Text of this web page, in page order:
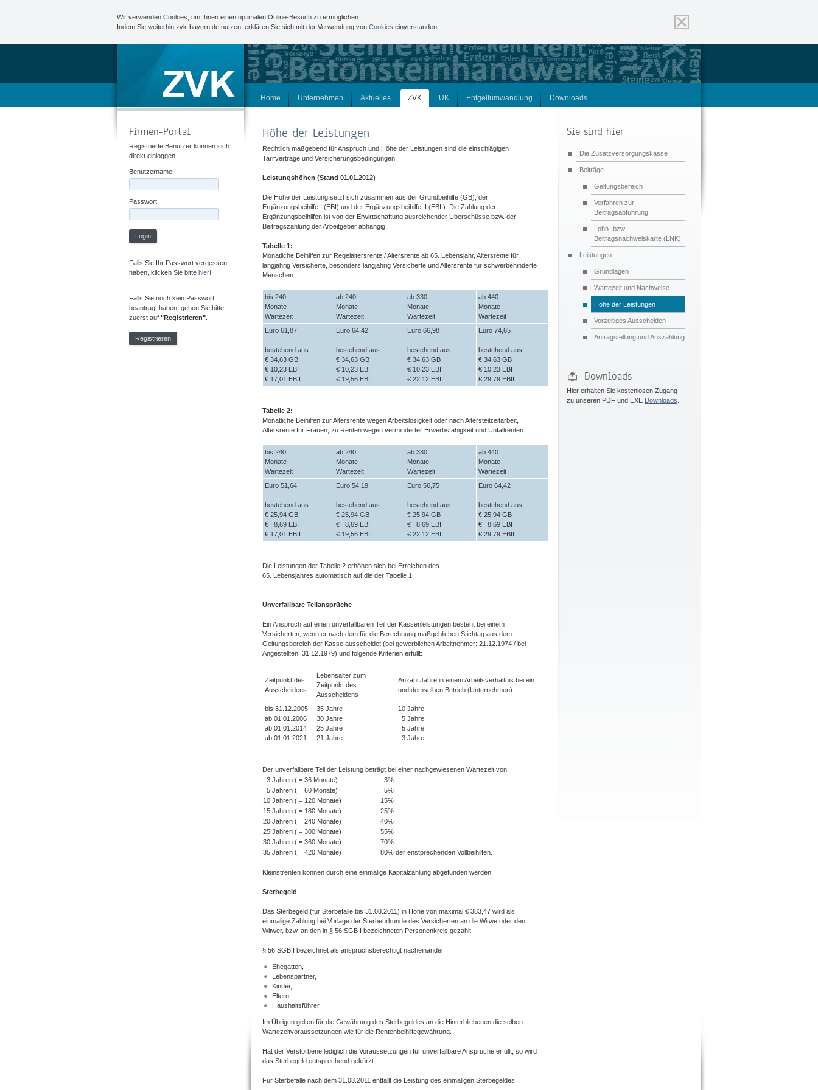
Firmen-Portal
Registrierte Benutzer können sich
direkt einloggen.
Benutzername
Passwort
Login
Falls Sie Ihr Passwort vergessen
haben, klicken Sie bitte hier!
Falls Sie noch kein Passwort
beantragt haben, gehen Sie bitte
zuerst auf "Registrieren"
Registrieren
Home Unternehmen Aktuelles ZVK UK Entgeltumwandlung Downloads
Höhe der Leistungen
Rechtlich maßgebend für Anspruch und Höhe der Leistungen sind die einschlägigen
Tarifverträge und Versicherungsbedingungen.
Leistungshöhen (Stand 01.01.2012)
Die Höhe der Leistung setzt sich zusammen aus der Grundbeihilfe (GB), der
Ergänzungsbeihilfe I (EBI) und der Ergänzungsbeihilfe II (EBII). Die Zahlung der
Ergänzungsbeihilfen ist von der Erwirtschaftung ausreichender Überschüsse bzw. der
Beitragszahlung der Arbeitgeber abhängig.
Tabelle 1:
Monatliche Beihilfen zur Regelaltersrente / Altersrente ab 65. Lebensjahr, Altersrente für
langjährig Versicherte, besonders langjährig Versicherte und Altersrente für schwerbehinderte
Menschen
bis 240
Monate
Wartezeit
ab 240
Monate
Wartezeit
ab 330
Monate
Wartezeit
ab 440
Monate
Wartezeit
Euro 61,87
bestehend aus
€ 34,63 GB
€ 10,23 EBI
€ 17,01 EBII
Euro 64,42
bestehend aus
€ 34,63 GB
€ 10,23 EBI
€ 19,56 EBII
Euro 66,98
bestehend aus
€ 34,63 GB
€ 10,23 EBI
€ 22,12 EBII
Euro 74,65
bestehend aus
€ 34,63 GB
€ 10,23 EBI
€ 29,79 EBII
Tabelle 2:
Monatliche Beihilfen zur Altersrente wegen Arbeitslosigkeit oder nach Altersteilzeitarbeit,
Altersrente für Frauen, zu Renten wegen verminderter Erwerbsfähigkeit und Unfallrenten
bis 240
Monate
Wartezeit
ab 240
Monate
Wartezeit
ab 330
Monate
Wartezeit
ab 440
Monate
Wartezeit
Euro 51,64
bestehend aus
€ 25,94 GB
€ 8,69 EBI
€ 17,01 EBII
Euro 54,19
bestehend aus
€ 25,94 GB
€ 8,69 EBI
€ 19,56 EBII
Euro 56,75
bestehend aus
€ 25,94 GB
€ 8,69 EBI
€ 22,12 EBII
Euro 64,42
bestehend aus
€ 25,94 GB
€ 8,69 EBI
€ 29,79 EBII
Die Leistungen der Tabelle 2 erhöhen sich bei Erreichen des
65. Lebensjahres automatisch auf die der Tabelle 1.
Unverfallbare Teilansprüche
Ein Anspruch auf einen unverfallbaren Teil der Kassenleistungen besteht bei einem
Versicherten, wenn er nach dem für die Berechnung maßgeblichen Stichtag aus dem
Geltungsbereich der Kasse ausscheidet (bei gewerblichen Arbeitnehmer: 21.12.1974 / bei
Angestellten: 31.12.1979) und folgende Kriterien erfüllt:
Zeitpunkt des
Ausscheidens
Lebensalter zum
Zeitpunkt des
Ausscheidens
Anzahl Jahre in einem Arbeitsverhältnis bei ein
und demselben Betrieb (Unternehmen)
bis 31.12.2005
ab 01.01.2006
ab 01.01.2014
ab 01.01.2021
35 Jahre
30 Jahre
25 Jahre
21 Jahre
10 Jahre
5 Jahre
5 Jahre
3 Jahre
Der unverfallbare Teil der Leistung beträgt bei einer nachgewiesenen Wartezeit von:
3 Jahren ( = 36 Monate)
3%
5 Jahren ( = 60 Monate)
5%
10 Jahren ( = 120 Monate)
15%
15 Jahren ( = 180 Monate)
25%
20 Jahren ( = 240 Monate)
40%
25 Jahren ( = 300 Monate)
55%
30 Jahren ( = 360 Monate)
70%
35 Jahren ( = 420 Monate)
80% der enstprechenden Vollbeihilfen.
Kleinstrenten können durch eine einmalige Kapitalzahlung abgefunden werden.
Sterbegeld
Das Sterbegeld (für Sterbefälle bis 31.08.2011) in Höhe von maximal € 383,47 wird als
einmalige Zahlung bei Vorlage der Sterbeurkunde des Versicherten an die Witwe oder den
Witwer, bzw. an den in § 56 SGB I bezeichneten Personenkreis gezahlt.
§ 56 SGB I bezeichnet als anspruchsberechtigt nacheinander
Ehegatten,
Lebenspartner,
Kinder,
Eltern,
Haushaltsführer.
Im Übrigen gelten für die Gewährung des Sterbegeldes an die Hinterbliebenen die selben
Wartezeitvoraussetzungen wie für die Rentenbeihilfegewährung.
Hat der Verstorbene lediglich die Voraussetzungen für unverfallbare Ansprüche erfüllt, so wird
das Sterbegeld entsprechend gekürzt.
Für Sterbefälle nach dem 31.08.2011 entfällt die Leistung des einmaligen Sterbegeldes.
Sie sind hier
Die Zusatzversorgungskasse
Beiträge
Geltungsbereich
Verfahren zur
Beitragsabführung
Lohn- bzw.
Beitragsnachweiskarte (LNK)
Leistungen
Grundlagen
Wartezeit und Nachweise
Höhe der Leistungen
Vorzeitiges Ausscheiden
Antragstellung und Auszahlung
Downloads
Hier erhalten Sie kostenlosen Zugang
zu unseren PDF und EXE Downloads
Wir verwenden Cookies, um Ihnen einen optimalen Online-Besuch zu ermöglichen.
Indem Sie weiterhin zvk-bayern.de nutzen, erklären Sie sich mit der Verwendung von Cookies einverstanden.